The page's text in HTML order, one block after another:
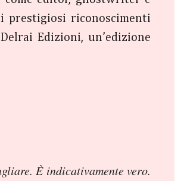
riconoscimenti
Edizioni, un’edizione
È indicativamente vero.